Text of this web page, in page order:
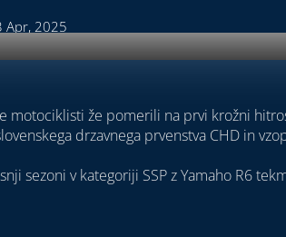
Apr, 2025
motociklisti že pomerili na prvi krožni
drzavnega prvenstva CHD in
sezoni v kategoriji SSP z Yamaho R6